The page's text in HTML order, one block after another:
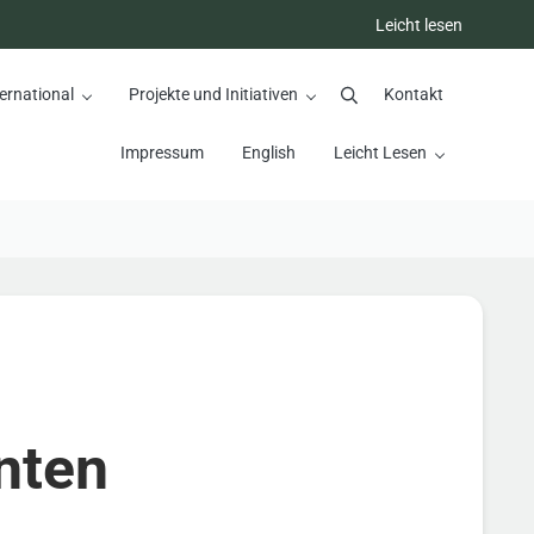
Leicht lesen
Projekte und Initiativen SuchenKontakt
Impressum English Leicht Lesen